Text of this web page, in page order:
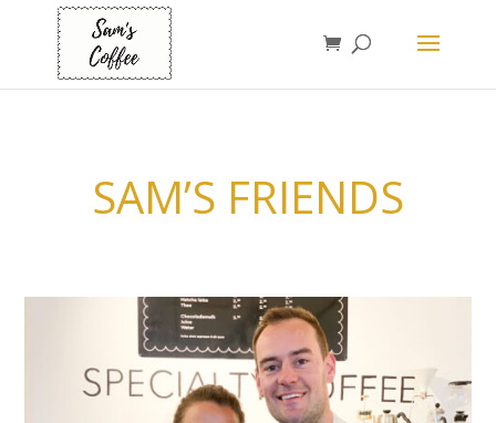
SAM’S FRIENDS